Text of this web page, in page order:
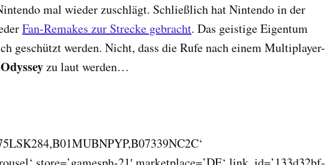
mal wieder zuschlägt. Schließlich hat Nintendo in der
Fan-Remakes zur Strecke gebracht. Das geistige Eigentum
geschützt werden. Nicht, dass die Rufe nach einem Multiplayer-
zu laut werden…